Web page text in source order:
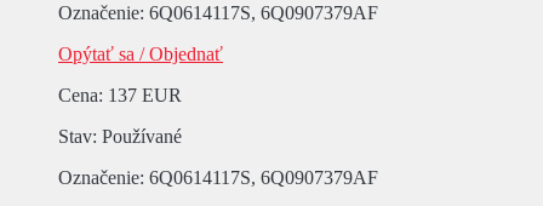
Označenie: 6Q0614117S, 6Q0907379AF
Opýtať sa / Objednať
Cena: 137 EUR
Stav: Používané
Označenie: 6Q0614117S, 6Q0907379AF